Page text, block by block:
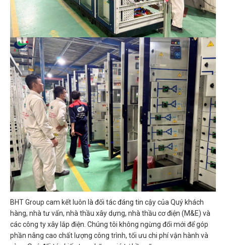
BHT Group cam kết luôn là đối tác đáng tin cậy của Quý khách
hàng, nhà tư vấn, nhà thầu xây dựng, nhà thầu cơ điện (M&E) và
các công ty xây lắp điện. Chúng tôi không ngừng đổi mới để góp
phần nâng cao chất lượng công trình, tối ưu chi phí vận hành và